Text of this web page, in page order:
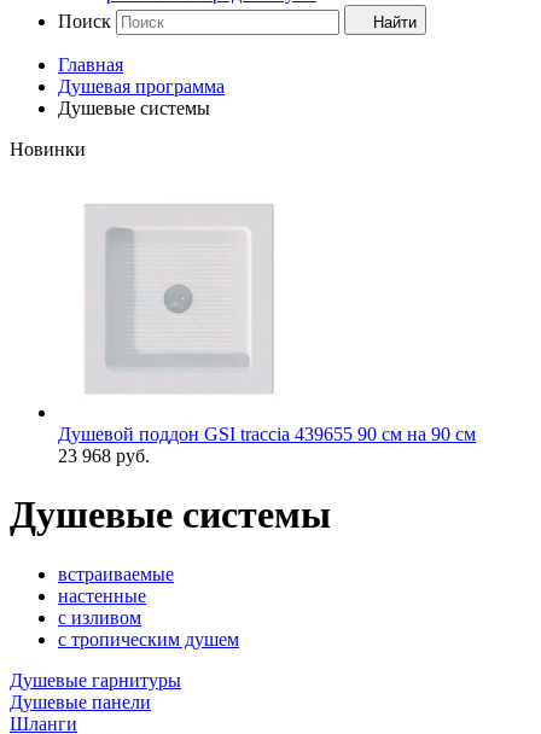
Поиск
Найти
Главная
Душевая программа
Душевые системы
Новинки
Душевой поддон GSI traccia 439655 90 см на 90 см
23 968 руб.
Душевые системы
встраиваемые
настенные
с изливом
с тропическим душем
Душевые гарнитуры
Душевые панели
Шланги